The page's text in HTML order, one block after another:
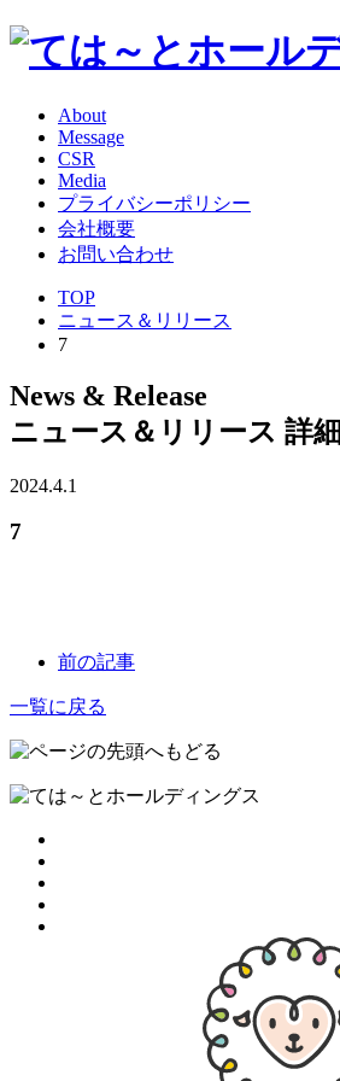
About
Message
CSR
Media
プライバシーポリシー
会社概要
お問い合わせ
TOP
ニュース＆リリース
7
News & Release
ニュース＆リリース 詳細
2024.4.1
7
前の記事
一覧に戻る